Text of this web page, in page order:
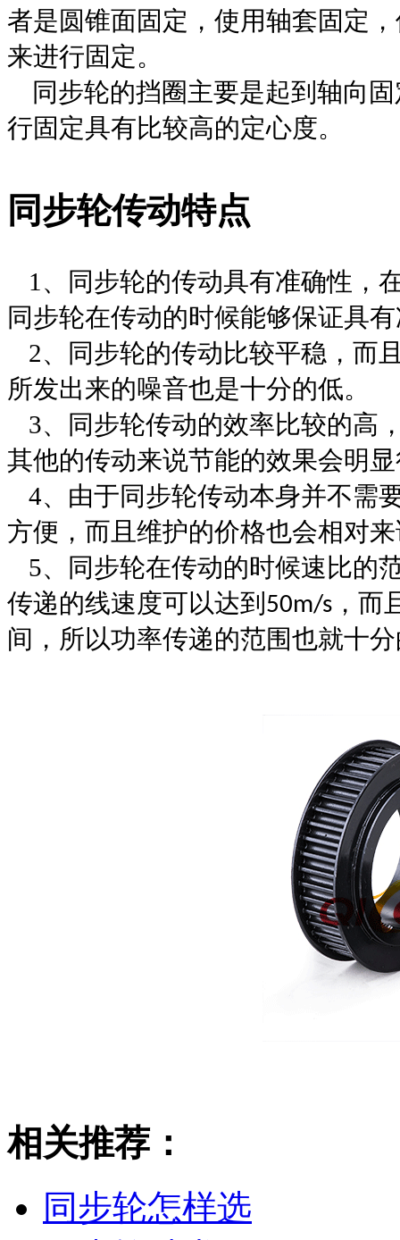
者是圆锥面固定，使用轴套固定
来进行固定。
同步轮的挡圈主要是起到轴向
行固定具有比较高的定心度。
同步轮传动特点
1 、 同步轮的传动具有准确性，
同步轮在传动的时候能够保证具
2、 同步轮的传动比较平稳，而
所发出来的噪音也是十分的低。
3、 同步轮传动的效率比较的高
其他的传动来说节能的效果会明
4、由于同步轮传动本身并不需
方便，而且维护的价格也会相对
5、 同步轮在传动的时候速比的
传递的线速度可以达到 50m/s ，
间，所以功率传递的范围也就十
相关推荐：
同步轮怎样选